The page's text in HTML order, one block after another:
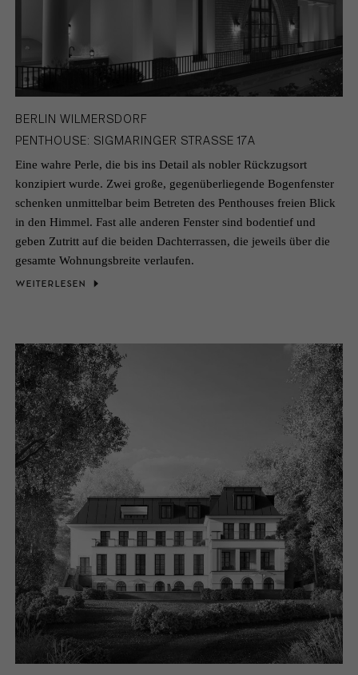
BERLIN WILMERSDORF
PENTHOUSE: SIGMARINGER STRASSE 17A
Eine wahre Perle, die bis ins Detail als nobler Rückzugsort
konzipiert wurde. Zwei große, gegenüberliegende Bogenfenster
schenken unmittelbar beim Betreten des Penthouses freien Blick
in den Himmel. Fast alle anderen Fenster sind bodentief und
geben Zutritt auf die beiden Dachterrassen, die jeweils über die
gesamte Wohnungsbreite verlaufen.
WEITERLESEN